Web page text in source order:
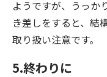
ようですが、うっか
き差しをすると、結
取り扱い注意です。
5.終わりに